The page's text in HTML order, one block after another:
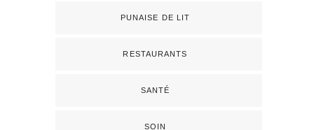
PUNAISE DE LIT
RESTAURANTS
SANTÉ
SOIN